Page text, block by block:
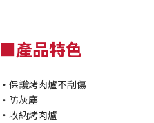
■產品特色
・保護烤肉爐不刮傷
・防灰塵
・收納烤肉爐